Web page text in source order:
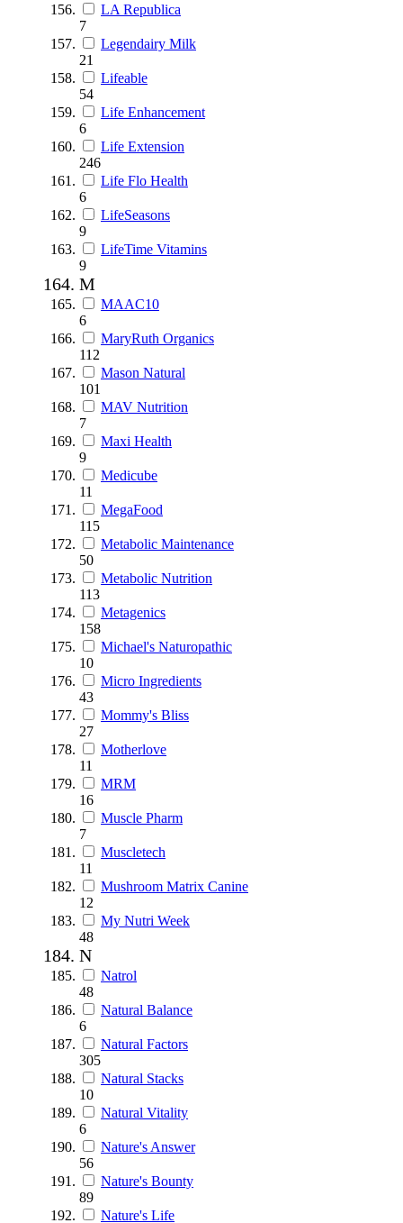
LA Republica
7
Legendairy Milk
21
Lifeable
54
Life Enhancement
6
Life Extension
246
Life Flo Health
6
LifeSeasons
9
LifeTime Vitamins
9
M
MAAC10
6
MaryRuth Organics
112
Mason Natural
101
MAV Nutrition
7
Maxi Health
9
Medicube
11
MegaFood
115
Metabolic Maintenance
50
Metabolic Nutrition
113
Metagenics
158
Michael's Naturopathic
10
Micro Ingredients
43
Mommy's Bliss
27
Motherlove
11
MRM
16
Muscle Pharm
7
Muscletech
11
Mushroom Matrix Canine
12
My Nutri Week
48
N
Natrol
48
Natural Balance
6
Natural Factors
305
Natural Stacks
10
Natural Vitality
6
Nature's Answer
56
Nature's Bounty
89
Nature's Life